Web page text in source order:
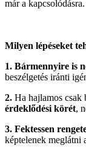
már a kapcsolódásra.
Milyen lépéseket
1. Bármennyire is
beszélgetés iránti
2. Ha hajlamos csak
érdeklődési körét,
3. Fektessen
képtelenek meglátni